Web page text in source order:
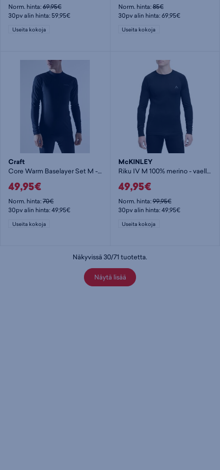
Norm. hinta:69,95€
30pv alin hinta: 59,95€
Useita kokoja
Norm. hinta:85€
30pv alin hinta: 69,95€
Useita kokoja
Craft
Core Warm Baselayer Set M - vaellusalusasu
49,95€
Norm. hinta:70€
30pv alin hinta: 49,95€
Useita kokoja
McKINLEY
Riku IV M 100% merino - vaellusalusasu
49,95€
Norm. hinta:99,95€
30pv alin hinta: 49,95€
Useita kokoja
Näkyvissä 30/71 tuotetta.
Näytä lisää